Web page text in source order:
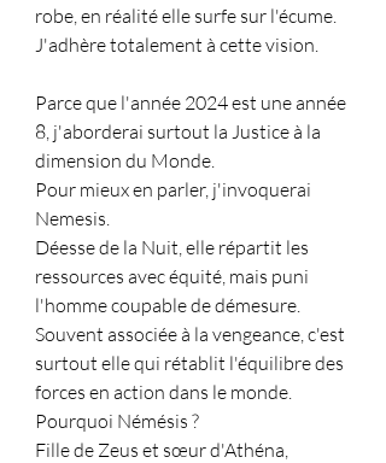
robe, en réalité elle surfe sur l'écume.
J'adhère totalement à cette vision.
Parce que l'année 2024 est une année
8, j'aborderai surtout la Justice à la
dimension du Monde.
Pour mieux en parler, j'invoquerai
Nemesis.
Déesse de la Nuit, elle répartit les
ressources avec équité, mais puni
l'homme coupable de démesure.
Souvent associée à la vengeance, c'est
surtout elle qui rétablit l'équilibre des
forces en action dans le monde.
Pourquoi Némésis ?
Fille de Zeus et sœur d'Athéna,